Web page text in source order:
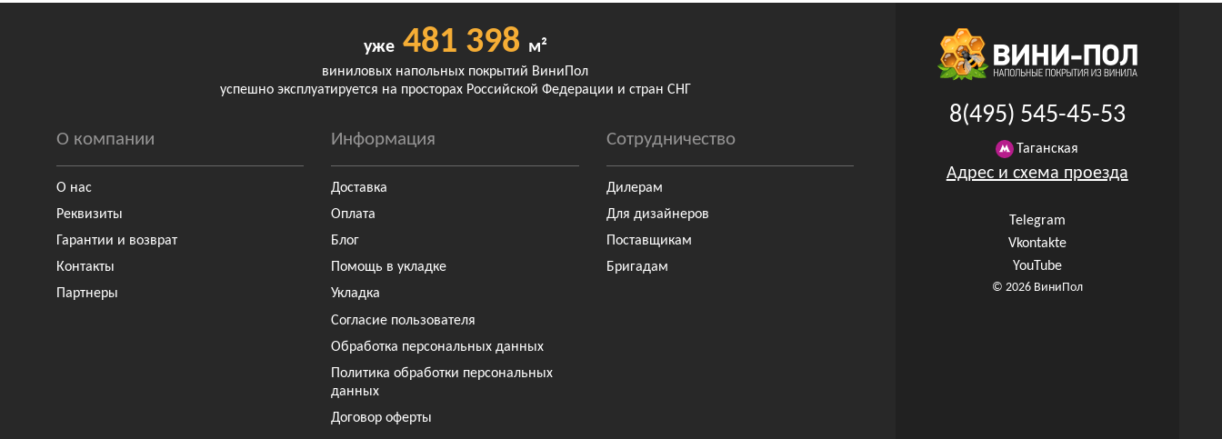
уже481 398 м²
виниловых напольных покрытий ВиниПол
успешно эксплуатируется на просторах Российской Федерации и стран СНГ
О компании
О нас
Реквизиты
Гарантии и возврат
Контакты
Партнеры
Информация
Доставка
Оплата
Блог
Помощь в укладке
Укладка
Согласие пользователя
Обработка персональных данных
Политика обработки персональных
данных
Договор оферты
Сотрудничество
Дилерам
Для дизайнеров
Поставщикам
Бригадам
8(495) 545-45-53
Таганская
Адрес и схема проезда
Telegram
Vkontakte
YouTube
© 2026 ВиниПол